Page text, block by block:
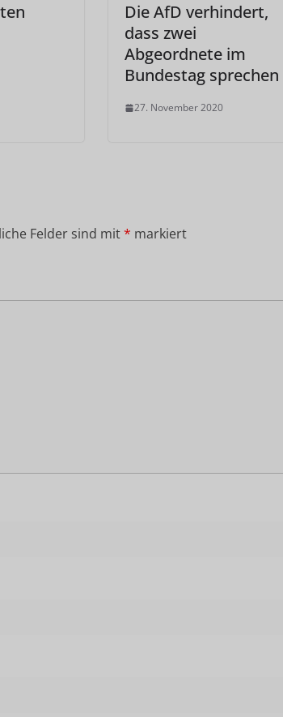
Die AfD verhindert,
dass zwei
Abgeordnete im
Bundestag sprechen
27. November 2020
Felder sind mit* markiert